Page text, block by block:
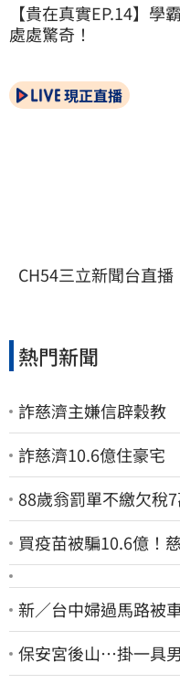
【貴在真實EP.14】
處處驚奇！
現正直播
CH54三立新聞台直播
熱門新聞
詐慈濟主嫌信辟穀教
詐慈濟10.6億住豪宅
88歲翁罰單不繳欠
買疫苗被騙10.6億！
新／台中婦過馬路被
保安宮後山…掛一具